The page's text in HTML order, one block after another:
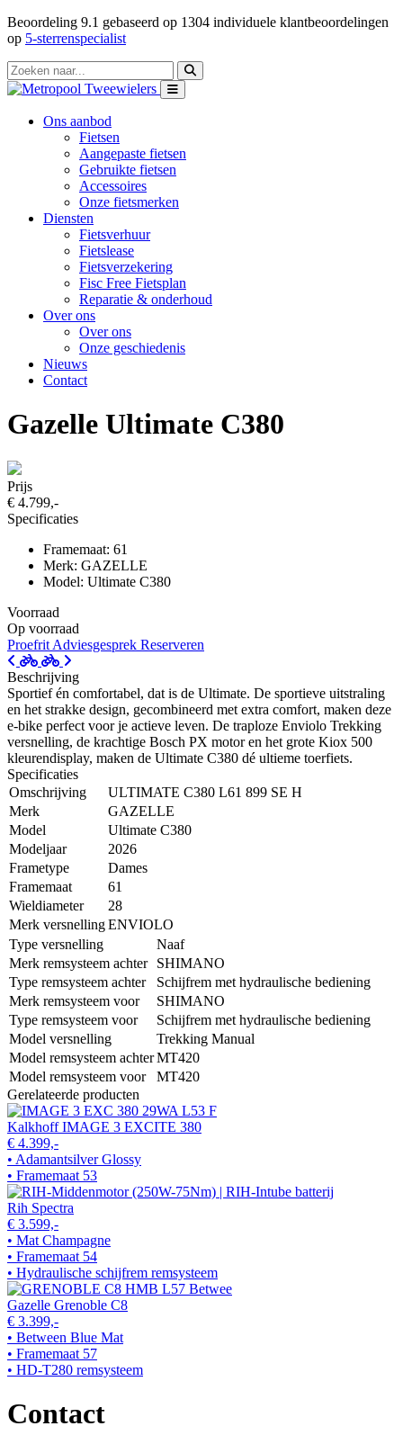
Beoordeling 9.1 gebaseerd op 1304 individuele klantbeoordelingen
op 5-sterrenspecialist
Ons aanbod
Fietsen
Aangepaste fietsen
Gebruikte fietsen
Accessoires
Onze fietsmerken
Diensten
Fietsverhuur
Fietslease
Fietsverzekering
Fisc Free Fietsplan
Reparatie & onderhoud
Over ons
Over ons
Onze geschiedenis
Nieuws
Contact
Gazelle Ultimate C380
Prijs
€ 4.799,-
Specificaties
Framemaat: 61
Merk: GAZELLE
Model: Ultimate C380
Voorraad
Op voorraad
Proefrit Adviesgesprek Reserveren
Beschrijving
Sportief én comfortabel, dat is de Ultimate. De sportieve uitstraling
en het strakke design, gecombineerd met extra comfort, maken deze
e-bike perfect voor je actieve leven. De traploze Enviolo Trekking
versnelling, de krachtige Bosch PX motor en het grote Kiox 500
kleurendisplay, maken de Ultimate C380 dé ultieme toerfiets.
Specificaties
Omschrijving
ULTIMATE C380 L61 899 SE H
Merk
GAZELLE
Model
Ultimate C380
Modeljaar
2026
Frametype
Dames
Framemaat
61
Wieldiameter
28
Merk versnellingENVIOLO
Type versnelling
Naaf
Merk remsysteem achter
SHIMANO
Type remsysteem achter
Schijfrem met hydraulische bediening
Merk remsysteem voor
SHIMANO
Type remsysteem voor
Schijfrem met hydraulische bediening
Model versnelling
Trekking Manual
Model remsysteem achterMT420
Model remsysteem voor
MT420
Gerelateerde producten
Kalkhoff IMAGE 3 EXCITE 380
€ 4.399,-
• Adamantsilver Glossy
• Framemaat 53
Rih Spectra
€ 3.599,-
• Mat Champagne
• Framemaat 54
• Hydraulische schijfrem remsysteem
Gazelle Grenoble C8
€ 3.399,-
• Between Blue Mat
• Framemaat 57
• HD-T280 remsysteem
Contact